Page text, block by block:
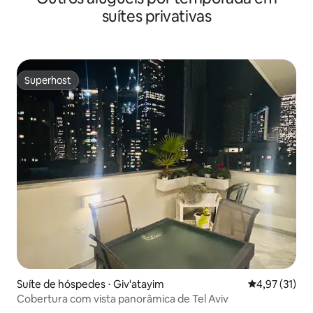
suítes privativas
Superhost
Superhost
Suíte de hóspedes ⋅ Giv'atayim 4,97 de uma
4,97 (31)
Cobertura com vista panorâmica de Tel Aviv